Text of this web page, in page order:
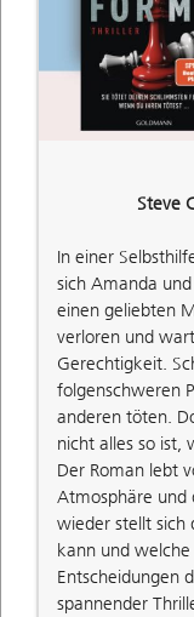
Steve
In einer
sich Amanda
einen geliebten
verloren und
Gerechtigkeit.
folgenschweren
anderen töten.
nicht alles so ist,
Der Roman lebt
Atmosphäre und
wieder stellt sich
kann und
Entscheidungen
spannender